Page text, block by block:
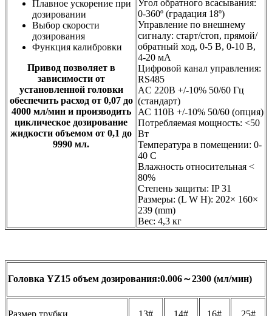
Плавное ускорение при
дозировании
Выбор скорости
дозирования
Функция калибровки
Привод позволяет в
зависимости от
установленной головки
обеспечить расход от 0,07 до
4000 мл/мин и производить
циклическое дозирование
жидкости объемом от 0,1 до
9990 мл.
Угол обратного всасывания:
0-360º (градация 18º)
Управление по внешнему
сигналу: старт/стоп, прямой/
обратный ход, 0-5 В, 0-10 В,
4-20 мА
Цифровой канал управления:
RS485
AC 220В +/-10% 50/60 Гц
(стандарт)
АС 110В +/-10% 50/60 (опция)
Потребляемая мощность: <50
Вт
Температура в помещении: 0-
40 С
Влажность относительная <
80%
Степень защиты: IP 31
Размеры: (L W H): 202× 160×
239 (mm)
Вес: 4,3 кг
Головка YZ15 объем дозирования:0.006～2300 (мл/мин)